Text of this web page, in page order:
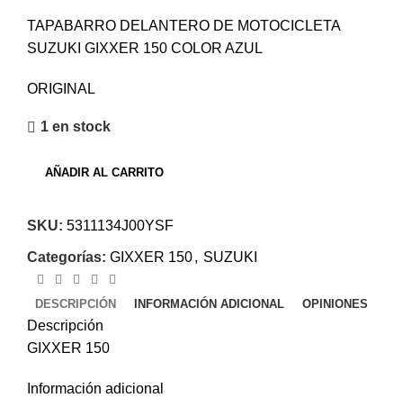
TAPABARRO DELANTERO DE MOTOCICLETA
SUZUKI GIXXER 150 COLOR AZUL
ORIGINAL
1 en stock
AÑADIR AL CARRITO
SKU: 5311134J00YSF
Categorías: GIXXER 150, SUZUKI
DESCRIPCIÓN INFORMACIÓN ADICIONAL OPINIONES
Descripción
GIXXER 150
Información adicional